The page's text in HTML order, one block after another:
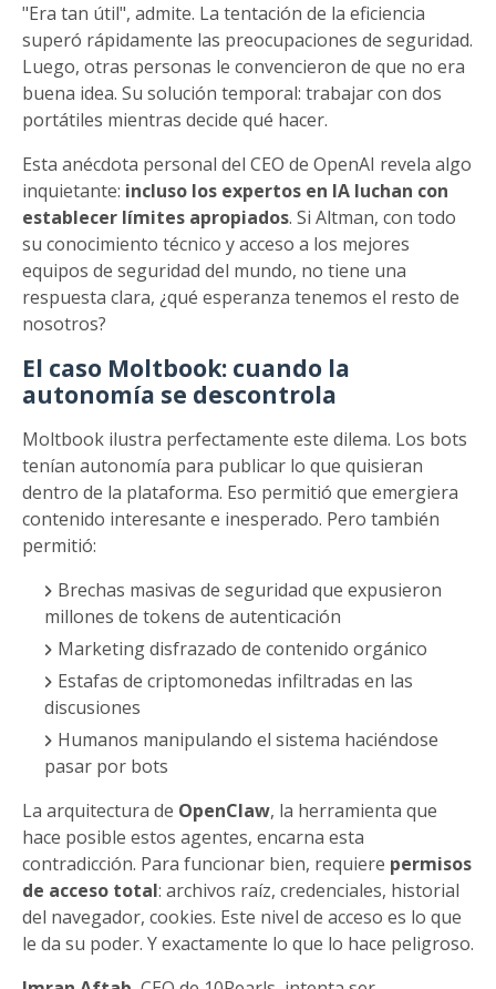
"Era tan útil", admite. La tentación de la eficiencia
superó rápidamente las preocupaciones de seguridad.
Luego, otras personas le convencieron de que no era
buena idea. Su solución temporal: trabajar con dos
portátiles mientras decide qué hacer.
Esta anécdota personal del CEO de OpenAI revela algo
inquietante: incluso los expertos en IA luchan con
establecer límites apropiados. Si Altman, con todo
su conocimiento técnico y acceso a los mejores
equipos de seguridad del mundo, no tiene una
respuesta clara, ¿qué esperanza tenemos el resto de
nosotros?
El caso Moltbook: cuando la
autonomía se descontrola
Moltbook ilustra perfectamente este dilema. Los bots
tenían autonomía para publicar lo que quisieran
dentro de la plataforma. Eso permitió que emergiera
contenido interesante e inesperado. Pero también
permitió:
Brechas masivas de seguridad que expusieron
millones de tokens de autenticación
Marketing disfrazado de contenido orgánico
Estafas de criptomonedas infiltradas en las
discusiones
Humanos manipulando el sistema haciéndose
pasar por bots
La arquitectura de OpenClaw, la herramienta que
hace posible estos agentes, encarna esta
contradicción. Para funcionar bien, requiere permisos
de acceso total: archivos raíz, credenciales, historial
del navegador, cookies. Este nivel de acceso es lo que
le da su poder. Y exactamente lo que lo hace peligroso.